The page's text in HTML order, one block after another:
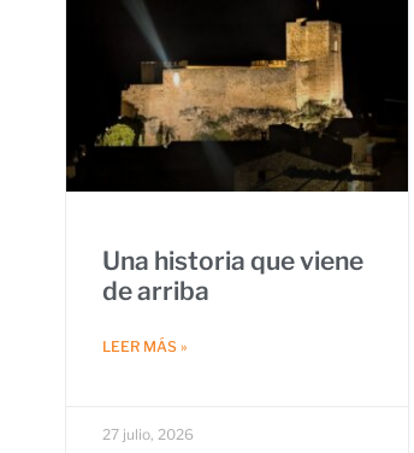
Una historia que viene
de arriba
LEER MÁS »
27 julio, 2026